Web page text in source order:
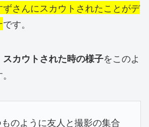
さんにスカウトされたことがデ
です。
スカウトされた時の様子をこのよ
ものように友人と撮影の集合